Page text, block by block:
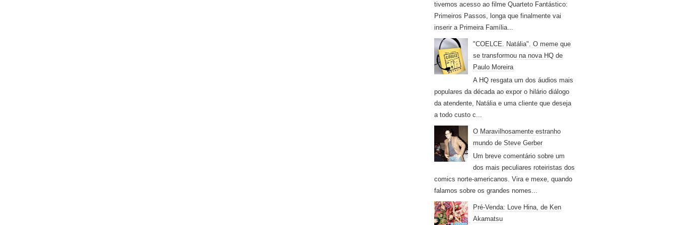
tivemos acesso ao filme Quarteto Fantástico:
Primeiros Passos, longa que finalmente vai
inserir a Primeira Família...
"COELCE. Natália". O meme que
se transformou na nova HQ de
Paulo Moreira
A HQ resgata um dos áudios mais
populares da década ao expor o hilário diálogo
da atendente, Natália e uma cliente que deseja
a todo custo c...
O Maravilhosamente estranho
mundo de Steve Gerber
Um breve comentário sobre um
dos mais peculiares roteiristas dos
comics norte-americanos. Vira e mexe, quando
falamos sobre os grandes nomes...
Pré-Venda: Love Hina, de Ken
Akamatsu